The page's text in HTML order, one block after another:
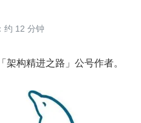
约 12 分钟
构精进之路」公号作者。